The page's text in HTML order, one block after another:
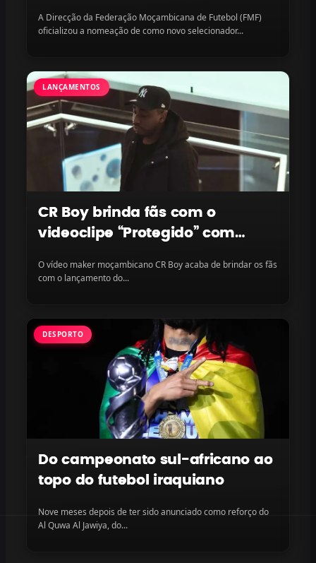
A Direcção da Federação Moçambicana de Futebol (FMF)
oficializou a nomeação de como novo selecionador...
LANÇAMENTOS
CR Boy brinda fãs com o
videoclipe “Protegido” com
na plataforma
O vídeo maker moçambicano CR Boy acaba de brindar os fãs
com o lançamento do...
DESPORTO
Do campeonato sul-africano ao
topo do futebol iraquiano
Nove meses depois de ter sido anunciado como reforço do
Al Quwa Al Jawiya, do...